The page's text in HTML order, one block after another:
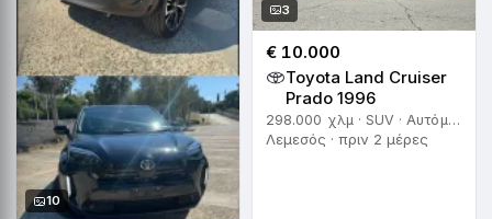
10
3
€ 10.000
Toyota Land Cruiser
Prado 1996
298.000 χλμ · SUV · Αυτόματο
Λεμεσός · πριν 2 μέρες